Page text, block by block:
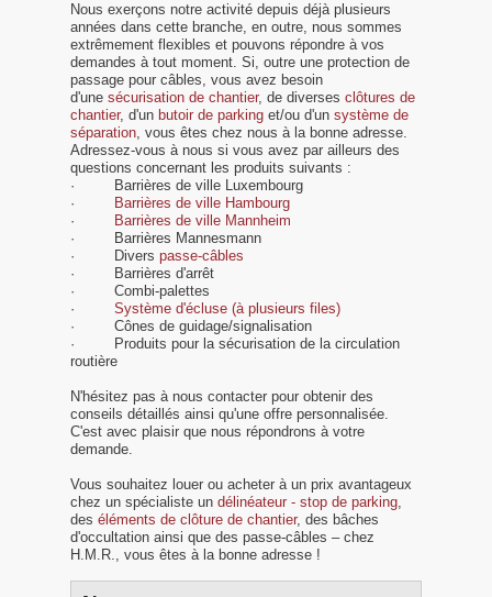
Nous exerçons notre activité depuis déjà plusieurs
années dans cette branche, en outre, nous sommes
extrêmement flexibles et pouvons répondre à vos
demandes à tout moment. Si, outre une protection de
passage pour câbles, vous avez besoin
d'une sécurisation de chantier, de diverses clôtures de
chantier, d'un butoir de parking et/ou d'un système de
séparation, vous êtes chez nous à la bonne adresse.
Adressez-vous à nous si vous avez par ailleurs des
questions concernant les produits suivants :
· Barrières de ville Luxembourg
·
Barrières de ville Hambourg
·
Barrières de ville Mannheim
· Barrières Mannesmann
· Divers passe-câbles
· Barrières d'arrêt
· Combi-palettes
· Système d'écluse (à plusieurs files)
· Cônes de guidage/signalisation
· Produits pour la sécurisation de la circulation
routière
N'hésitez pas à nous contacter pour obtenir des
conseils détaillés ainsi qu'une offre personnalisée.
C'est avec plaisir que nous répondrons à votre
demande.
Vous souhaitez louer ou acheter à un prix avantageux
chez un spécialiste un délinéateur - stop de parking,
des éléments de clôture de chantier, des bâches
d'occultation ainsi que des passe-câbles – chez
H.M.R., vous êtes à la bonne adresse !